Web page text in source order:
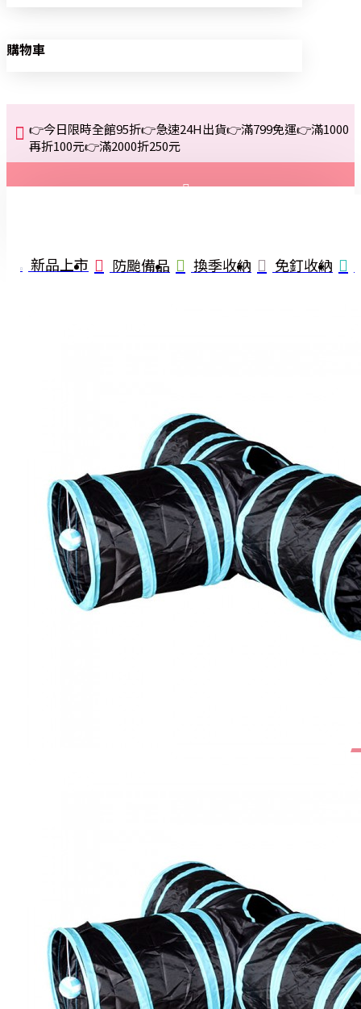
購物車
👉今日限時全館95折👉急速24H出貨👉滿799免運👉滿1000
再折100元👉滿2000折250元
註冊
新品上市 防颱備品 換季收納 免釘收納